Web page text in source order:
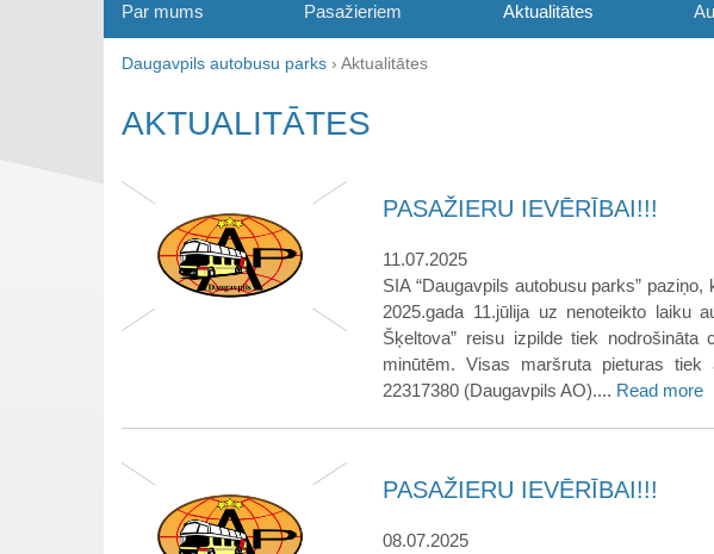
Par mums Pasažieriem Aktualitātes
Daugavpils autobusu parks › Aktualitātes
AKTUALITĀTES
PASAŽIERU IEVĒRĪBAI!!!
11.07.2025
SIA “Daugavpils autobusu parks”
2025.gada 11.jūlija uz nenoteikto laiku
Šķeltova” reisu izpilde tiek
minūtēm. Visas maršruta pieturas tiek
22317380 (Daugavpils AO).... Read more
PASAŽIERU IEVĒRĪBAI!!!
08.07.2025